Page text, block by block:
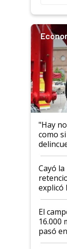
"Hay
como
al
habló
Cayó
explicó
El
16.000
pasó